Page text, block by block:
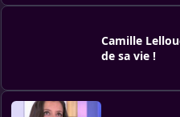
Camille
de sa vie !